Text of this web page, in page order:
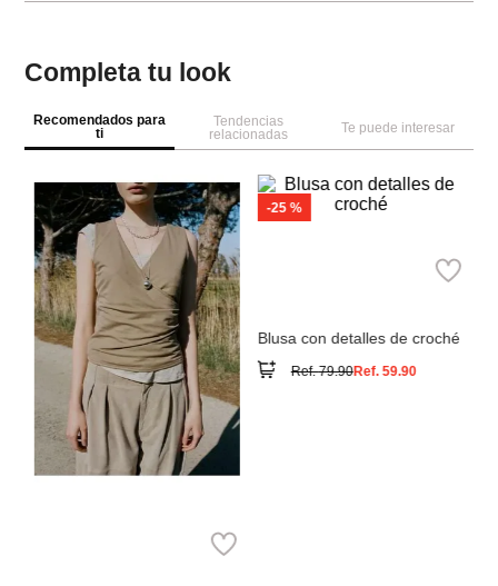
Completa tu look
Recomendados para
ti
Tendencias
relacionadas
Te puede interesar
-25 %
Blusa con detalles de croché